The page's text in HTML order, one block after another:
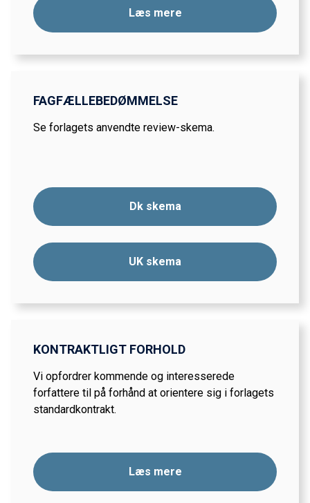
Læs mere
FAGFÆLLEBEDØMMELSE
Se forlagets anvendte review-skema.
Dk skema
UK skema
KONTRAKTLIGT FORHOLD
Vi opfordrer kommende og interesserede
forfattere til på forhånd at orientere sig i forlagets
standardkontrakt.
Læs mere